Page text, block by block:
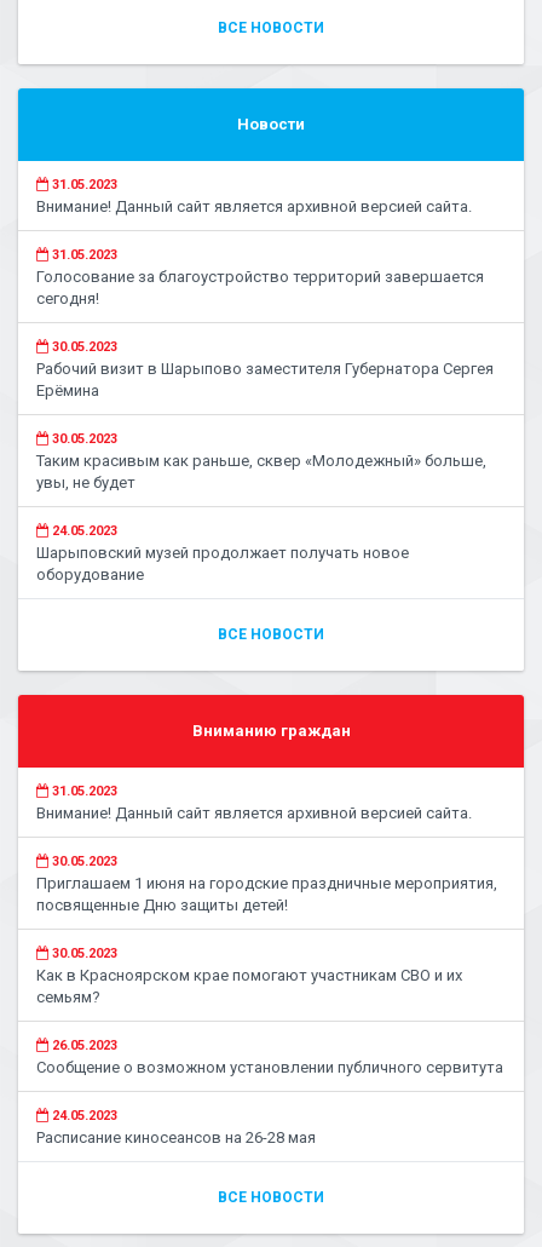
ВСЕ НОВОСТИ
Новости
31.05.2023
Внимание! Данный сайт является архивной версией сайта.
31.05.2023
Голосование за благоустройство территорий завершается
сегодня!
30.05.2023
Рабочий визит в Шарыпово заместителя Губернатора Сергея
Ерёмина
30.05.2023
Таким красивым как раньше, сквер «Молодежный» больше,
увы, не будет
24.05.2023
Шарыповский музей продолжает получать новое
оборудование
ВСЕ НОВОСТИ
Вниманию граждан
31.05.2023
Внимание! Данный сайт является архивной версией сайта.
30.05.2023
Приглашаем 1 июня на городские праздничные мероприятия,
посвященные Дню защиты детей!
30.05.2023
Как в Красноярском крае помогают участникам СВО и их
семьям?
26.05.2023
Сообщение о возможном установлении публичного сервитута
24.05.2023
Расписание киносеансов на 26-28 мая
ВСЕ НОВОСТИ